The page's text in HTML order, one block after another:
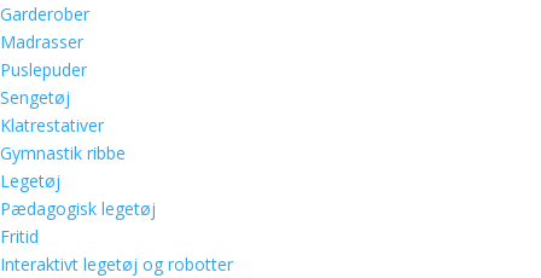
Garderober
Madrasser
Puslepuder
Sengetøj
Klatrestativer
Gymnastik ribbe
Legetøj
Pædagogisk legetøj
Fritid
Interaktivt legetøj og robotter